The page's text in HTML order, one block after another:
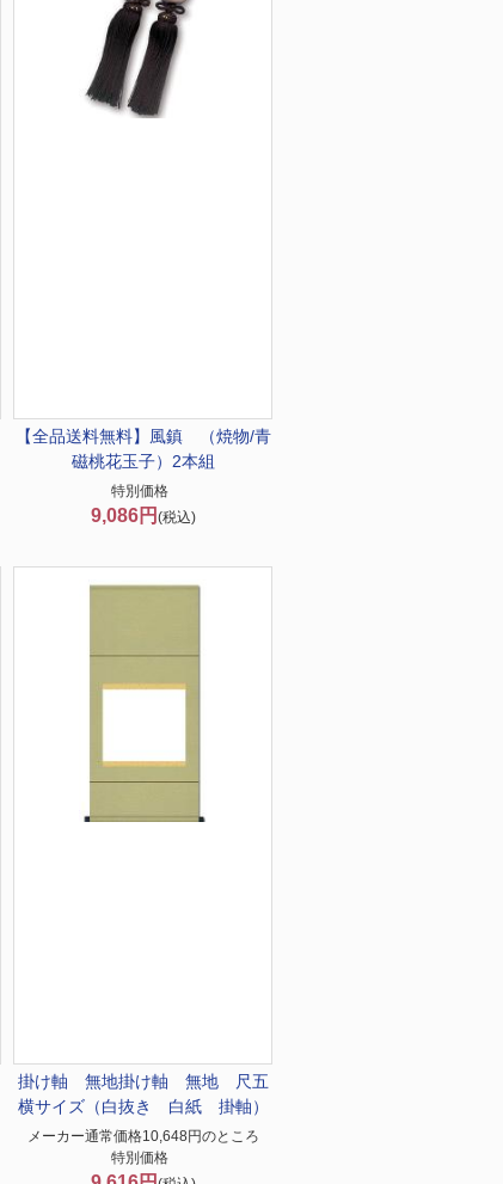
【全品送料無料】
風鎮 （焼物/青
磁桃花玉子）2本組
特別価格
9,086円 (税込)
掛け軸 無地掛け軸 無地 尺五
横サイズ（白抜き 白紙 掛軸）
メーカー通常価格10,648円のところ
特別価格